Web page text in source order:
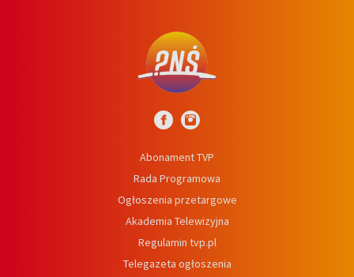
Abonament TVP
Rada Programowa
Ogłoszenia przetargowe
Akademia Telewizyjna
Regulamin tvp.pl
Telegazeta ogłoszenia